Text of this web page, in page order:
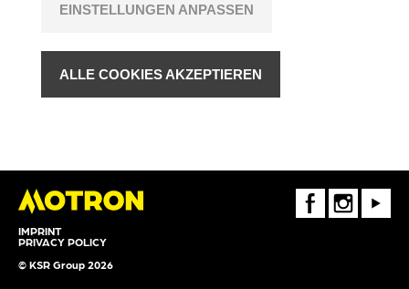
IMPRINT
PRIVACY POLICY
© KSR Group 2026
FaceBookInstagramYoutube
EINSTELLUNGEN ANPASSEN
ALLE COOKIES AKZEPTIEREN